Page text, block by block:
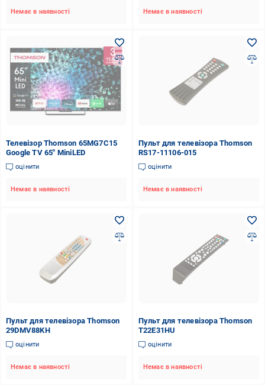
Немає в наявності Немає в наявності
Телевізор Thomson 65MG7C15
Google TV 65" MiniLED
оцінити
Немає в наявності
Пульт для телевізора Thomson
RS17-11106-015
оцінити
Немає в наявності
Пульт для телевізора Thomson
29DMV88KH
оцінити
Немає в наявності
Пульт для телевізора Thomson
T22E31HU
оцінити
Немає в наявності